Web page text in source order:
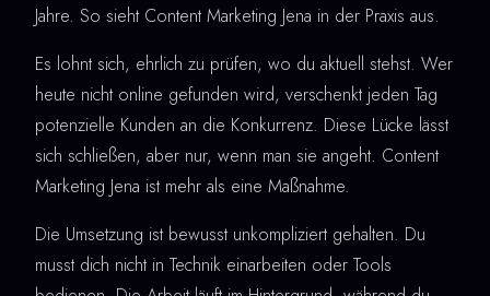
Jahre. So sieht Content Marketing Jena in der Praxis aus.
Es lohnt sich, ehrlich zu prüfen, wo du aktuell stehst. Wer
heute nicht online gefunden wird, verschenkt jeden Tag
potenzielle Kunden an die Konkurrenz. Diese Lücke lässt
sich schließen, aber nur, wenn man sie angeht. Content
Marketing Jena ist mehr als eine Maßnahme.
Die Umsetzung ist bewusst unkompliziert gehalten. Du
musst dich nicht in Technik einarbeiten oder Tools